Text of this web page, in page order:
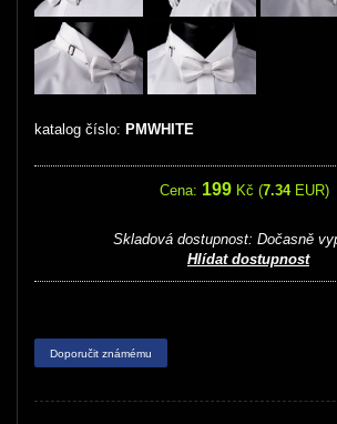
katalog číslo: PMWHITE
Cena: 199 Kč (7.34EUR)
Skladová dostupnost: Dočasně
Hlídat dostupnost
Doporučit známému